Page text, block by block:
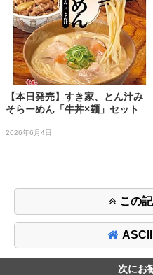
【本日発売】すき家、とん汁み
そらーめん「牛丼×麺」セット
2026年6月4日
この
次にお